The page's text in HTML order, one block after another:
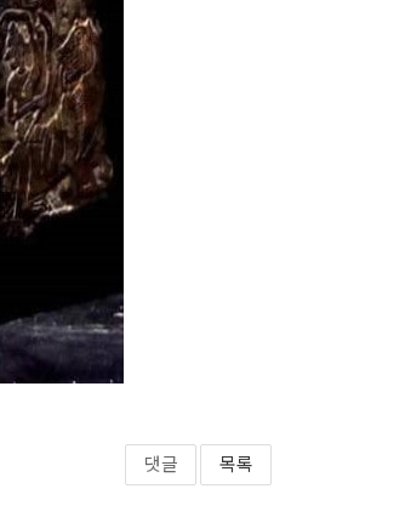
댓글 목록